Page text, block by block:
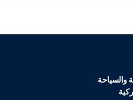
والسياحة